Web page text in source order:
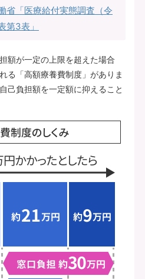
省「医療給付実態調査（令
第3表」
額が一定の上限を超えた場合
る「高額療養費制度」がありま
己負担額を一定額に抑えること